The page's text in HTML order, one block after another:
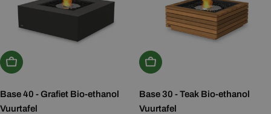
Kies Opties
Base 40 - Grafiet Bio-ethanol
Vuurtafel
Kies Opties
Base 30 - Teak Bio-ethanol
Vuurtafel